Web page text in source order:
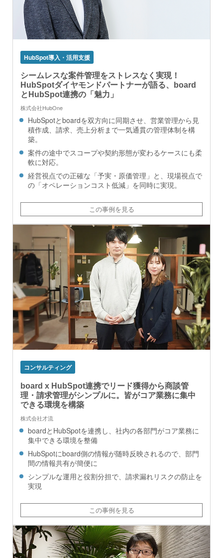
HubSpot導入・活用支援
シームレスな案件管理をストレスなく実現！
HubSpotダイヤモンドパートナーが語る、board
とHubSpot連携の「魅力」
株式会社HubOne
HubSpotとboardを双方向に同期させ、営業管理から見
積作成、請求、売上分析まで一気通貫の管理体制を構
築。
案件の途中でスコープや契約形態が変わるケースにも柔
軟に対応。
経営視点での正確な「予実・原価管理」と、現場視点で
の「オペレーションコスト低減」を同時に実現。
この事例を見る
コンサルティング
board x HubSpot連携でリード獲得から商談管
理・請求管理がシンプルに。皆がコア業務に集中
できる環境を構築
株式会社才流
boardとHubSpotを連携し、社内の各部門がコア業務に
集中できる環境を整備
HubSpotにboard側の情報が随時反映されるので、部門
間の情報共有が簡便に
シンプルな運用と役割分担で、請求漏れリスクの防止を
実現
この事例を見る